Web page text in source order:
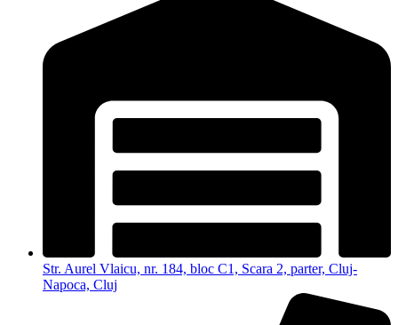
Str. Aurel Vlaicu, nr. 184, bloc C1, Scara 2, parter, Cluj-
Napoca, Cluj